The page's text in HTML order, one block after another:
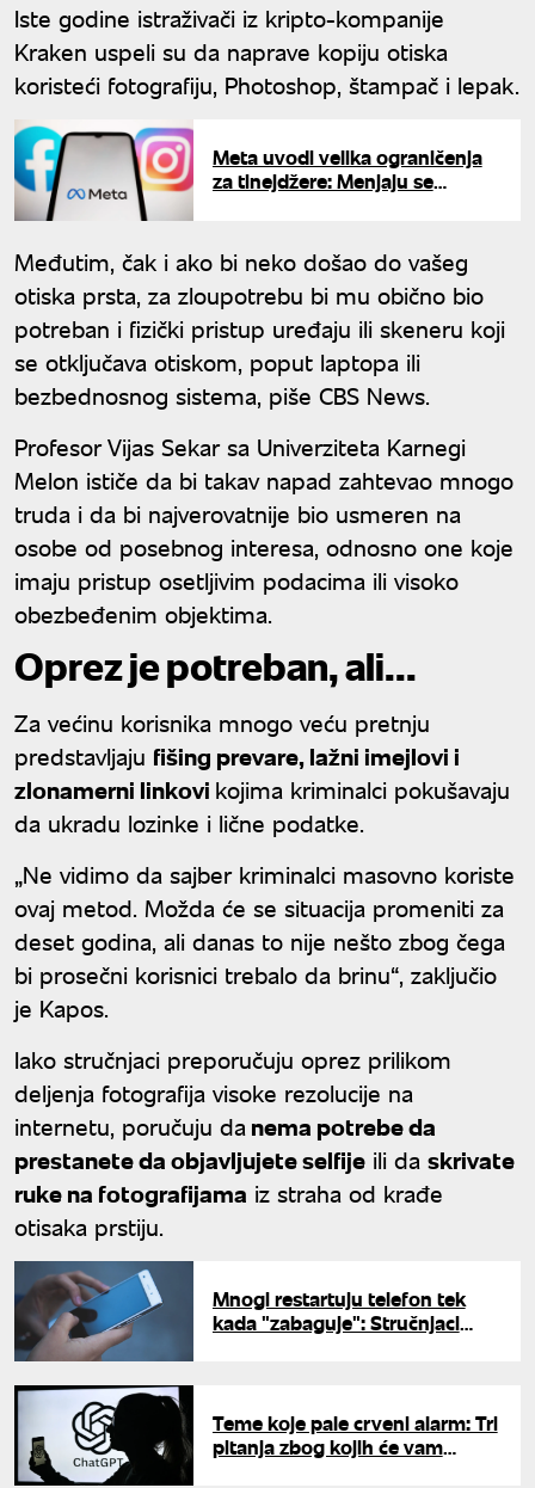
Iste godine istraživači iz kripto-kompanije
Kraken uspeli su da naprave kopiju otiska
koristeći fotografiju, Photoshop, štampač i lepak.
Meta uvodi velika ograničenja
za tinejdžere: Menjaju se
Međutim, čak i ako bi neko došao do vašeg
otiska prsta, za zloupotrebu bi mu obično bio
potreban i fizički pristup uređaju ili skeneru koji
se otključava otiskom, poput laptopa ili
bezbednosnog sistema, piše CBS News.
Profesor Vijas Sekar sa Univerziteta Karnegi
Melon ističe da bi takav napad zahtevao mnogo
truda i da bi najverovatnije bio usmeren na
osobe od posebnog interesa, odnosno one koje
imaju pristup osetljivim podacima ili visoko
obezbeđenim objektima.
Oprez je potreban, ali...
Za većinu korisnika mnogo veću pretnju
predstavljaju fišing prevare, lažni imejlovi i
zlonamerni linkovi kojima kriminalci pokušavaju
da ukradu lozinke i lične podatke.
„Ne vidimo da sajber kriminalci masovno koriste
ovaj metod. Možda će se situacija promeniti za
deset godina, ali danas to nije nešto zbog čega
bi prosečni korisnici trebalo da brinu“, zaključio
je Kapos.
Iako stručnjaci preporučuju oprez prilikom
deljenja fotografija visoke rezolucije na
internetu, poručuju da nema potrebe da
prestanete da objavljujete selfije ili da skrivate
ruke na fotografijama iz straha od krađe
otisaka prstiju.
Mnogi restartuju telefon tek
kada "zabaguje": Stručnjaci
Teme koje pale crveni alarm: Tri
pitanja zbog kojih će vam